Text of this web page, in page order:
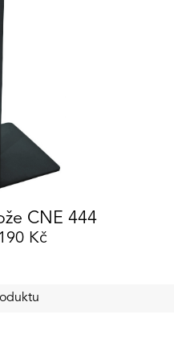
CNE 444
Kč